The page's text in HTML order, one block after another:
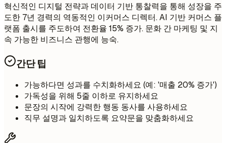
혁신적인 디지털 전략과 데이터 기반 통찰력을 통해 성장을 주
도한 7년 경력의 역동적인 이커머스 디렉터. AI 기반 커머스 플
랫폼 출시를 주도하여 전환율 15% 증가. 문화 간 마케팅 및 지
속 가능한 비즈니스 관행에 능숙.
간단 팁
가능하다면 성과를 수치화하세요 (예: '매출 20% 증가')
가독성을 위해 5줄 이하로 유지하세요
문장의 시작에 강력한 행동 동사를 사용하세요
직무 설명과 일치하도록 요약문을 맞춤화하세요